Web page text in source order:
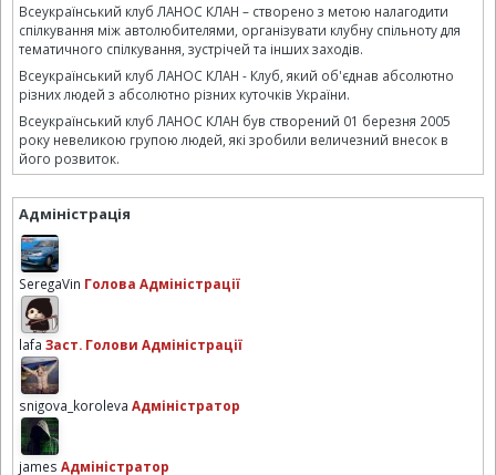
Всеукраїнський клуб ЛАНОС КЛАН – створено з метою налагодити
спілкування між автолюбителями, організувати клубну спільноту для
тематичного спілкування, зустрічей та інших заходів.
Всеукраїнський клуб ЛАНОС КЛАН - Клуб, який об'єднав абсолютно
різних людей з абсолютно різних куточків України.
Всеукраїнський клуб ЛАНОС КЛАН був створений 01 березня 2005
року невеликою групою людей, які зробили величезний внесок в
його розвиток.
Адміністрація
SeregaVin Голова Адміністрації
lafa Заст. Голови Адміністрації
snigova_koroleva Адміністратор
james Адміністратор